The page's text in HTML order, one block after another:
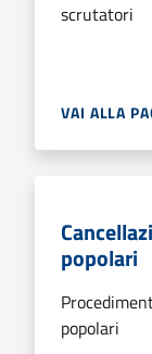
scrutatori
VAI ALLA
popolari
popolari